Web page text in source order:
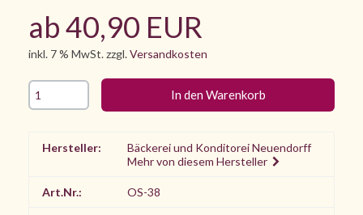
ab 40,90 EUR
inkl. 7 % MwSt. zzgl.Versandkosten
Hersteller:
Bäckerei und Konditorei Neuendorff
Mehr von diesem Hersteller
Art.Nr.: OS-38